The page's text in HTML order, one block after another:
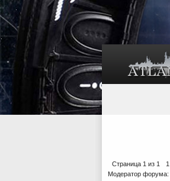
Страница 1 из 1
1
Модератор форума: